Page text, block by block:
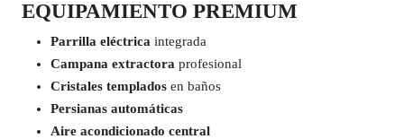
EQUIPAMIENTO PREMIUM
Parrilla eléctrica integrada
Campana extractora profesional
Cristales templados en baños
Persianas automáticas
Aire acondicionado central